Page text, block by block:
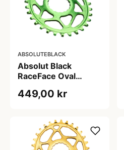
ABSOLUTEBLACK
Absolut Black
RaceFace Oval
449,00 kr